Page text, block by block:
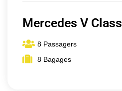
Mercedes V Class
8 Passagers
8 Bagages